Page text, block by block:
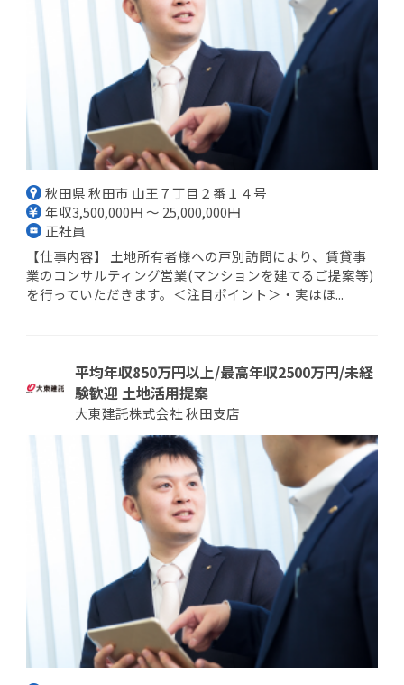
秋田県 秋田市 山王７丁目２番１４号
年収3,500,000円 ～ 25,000,000円
正社員
【仕事内容】 土地所有者様への戸別訪問により、賃貸事
業のコンサルティング営業(マンションを建てるご提案等)
を行っていただきます。＜注目ポイント＞・実はほ...
平均年収850万円以上/最高年収2500万円/未経
験歓迎 土地活用提案
大東建託株式会社 秋田支店